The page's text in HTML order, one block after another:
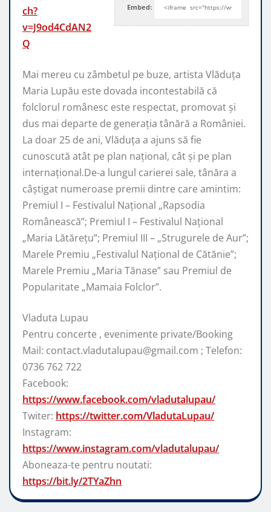
Embed:
ch?
v=J9od4CdAN2
Q
Mai mereu cu zâmbetul pe buze, artista Vlăduța
Maria Lupău este dovada incontestabilă că
folclorul românesc este respectat, promovat şi
dus mai departe de generaţia tânără a României.
La doar 25 de ani, Vlăduța a ajuns să fie
cunoscută atât pe plan naţional, cât şi pe plan
internaţional.De-a lungul carierei sale, tânăra a
câştigat numeroase premii dintre care amintim:
Premiul I – Festivalul Național „Rapsodia
Românească”; Premiul I – Festivalul Național
„Maria Lătărețu”; Premiul III – „Strugurele de Aur”;
Marele Premiu „Festivalul Național de Cătănie”;
Marele Premiu „Maria Tănase” sau Premiul de
Popularitate „Mamaia Folclor”.
Vladuta Lupau
Pentru concerte , evenimente private/Booking
Mail: contact.vladutalupau@gmail.com ; Telefon:
0736 762 722
Facebook:
https://www.facebook.com/vladutalupau/
Twiter: https://twitter.com/VladutaLupau/
Instagram:
https://www.instagram.com/vladutalupau/
Aboneaza-te pentru noutati:
https://bit.ly/2TYaZhn